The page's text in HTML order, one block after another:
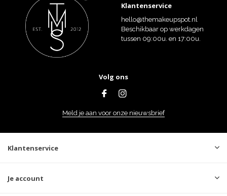
Klantenservice
hello@themakeupspot.nl
Beschikbaar op werkdagen
tussen 09:00u. en 17:00u.
Volg ons
Meld je aan voor onze nieuwsbrief
Klantenservice
Je account